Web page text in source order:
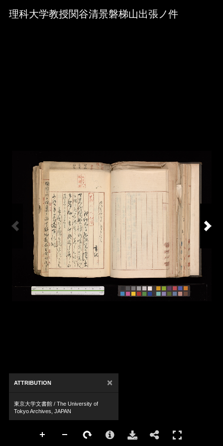
Media Viewer
理科大学教授関谷清景磐梯山出張ノ件
ATTRIBUTION ×
東京大学文書館 / The University of
Tokyo Archives, JAPAN